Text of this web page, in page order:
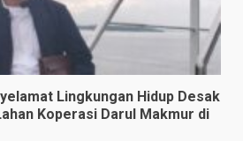
Lingkungan Hidup Desak
Koperasi Darul Makmur di